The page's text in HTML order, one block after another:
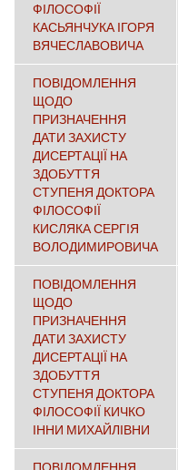
ФІЛОСОФІЇ
КАСЬЯНЧУКА ІГОРЯ
ВЯЧЕСЛАВОВИЧА
ПОВІДОМЛЕННЯ
ЩОДО
ПРИЗНАЧЕННЯ
ДАТИ ЗАХИСТУ
ДИСЕРТАЦІЇ НА
ЗДОБУТТЯ
СТУПЕНЯ ДОКТОРА
ФІЛОСОФІЇ
КИСЛЯКА СЕРГІЯ
ВОЛОДИМИРОВИЧА
ПОВІДОМЛЕННЯ
ЩОДО
ПРИЗНАЧЕННЯ
ДАТИ ЗАХИСТУ
ДИСЕРТАЦІЇ НА
ЗДОБУТТЯ
СТУПЕНЯ ДОКТОРА
ФІЛОСОФІЇ КИЧКО
ІННИ МИХАЙЛІВНИ
ПОВІДОМЛЕННЯ